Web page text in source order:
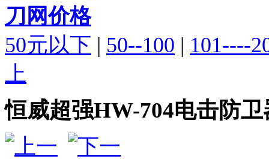
刀网价格
50元以下 | 50--100 | 101----
上
恒威超强HW-704电击防卫